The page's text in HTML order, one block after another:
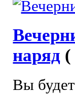
наряд (
Вы